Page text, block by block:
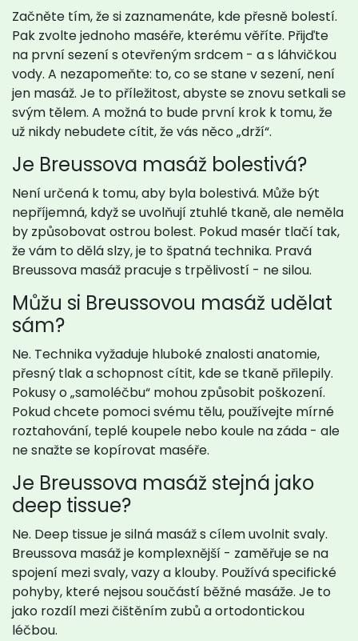
Začněte tím, že si zaznamenáte, kde přesně bolestí.
Pak zvolte jednoho maséře, kterému věříte. Přijďte
na první sezení s otevřeným srdcem - a s láhvičkou
vody. A nezapomeňte: to, co se stane v sezení, není
jen masáž. Je to příležitost, abyste se znovu setkali se
svým tělem. A možná to bude první krok k tomu, že
už nikdy nebudete cítit, že vás něco „drží“.
Je Breussova masáž bolestivá?
Není určená k tomu, aby byla bolestivá. Může být
nepříjemná, když se uvolňují ztuhlé tkaně, ale neměla
by způsobovat ostrou bolest. Pokud masér tlačí tak,
že vám to dělá slzy, je to špatná technika. Pravá
Breussova masáž pracuje s trpělivostí - ne silou.
Můžu si Breussovou masáž udělat
sám?
Ne. Technika vyžaduje hluboké znalosti anatomie,
přesný tlak a schopnost cítit, kde se tkaně přilepily.
Pokusy o „samoléčbu“ mohou způsobit poškození.
Pokud chcete pomoci svému tělu, používejte mírné
roztahování, teplé koupele nebo koule na záda - ale
ne snažte se kopírovat maséře.
Je Breussova masáž stejná jako
deep tissue?
Ne. Deep tissue je silná masáž s cílem uvolnit svaly.
Breussova masáž je komplexnější - zaměřuje se na
spojení mezi svaly, vazy a klouby. Používá specifické
pohyby, které nejsou součástí běžné masáže. Je to
jako rozdíl mezi čištěním zubů a ortodontickou
léčbou.